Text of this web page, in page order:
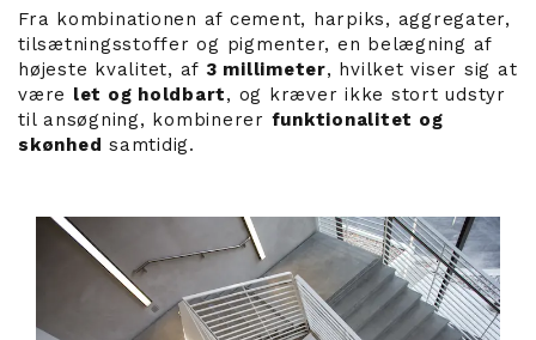
Fra kombinationen af cement, harpiks, aggregater,
tilsætningsstoffer og pigmenter, en belægning af
højeste kvalitet, af 3 millimeter, hvilket viser sig at
være let og holdbart, og kræver ikke stort udstyr
til ansøgning, kombinerer funktionalitet og
skønhed samtidig.